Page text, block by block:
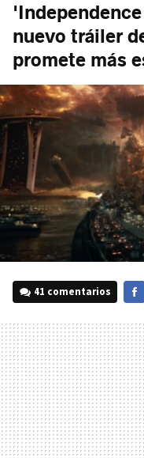
nuevo tráiler
promete más
41 comentarios